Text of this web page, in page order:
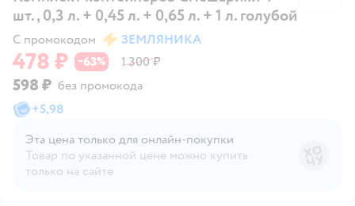
шт., 0,3 л. + 0,45 л. + 0,65 л. + 1 л. голубой
С промокодом ЗЕМЛЯНИКА
478 ₽ −63% 1 300 ₽
598 ₽ без промокода
+5,98
Эта цена только для онлайн‑покупки
Товар по указанной цене можно купить
только на сайте